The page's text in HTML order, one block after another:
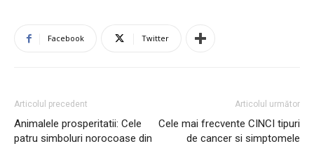
Facebook Twitter
Articolul precedent
Animalele prosperitatii: Cele
patru simboluri norocoase din
Articolul următor
Cele mai frecvente CINCI tipuri
de cancer si simptomele